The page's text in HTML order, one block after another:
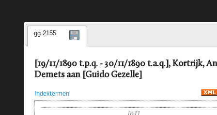
gg.2155
[19/11/1890 t.p.q. - 30/11/1890 t.a.q.], Kortrijk,
Demets aan [Guido Gezelle]
Indextermen